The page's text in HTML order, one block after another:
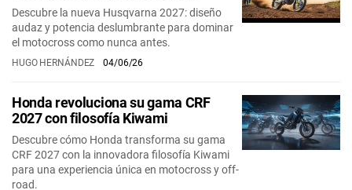
Descubre la nueva Husqvarna 2027: diseño
audaz y potencia deslumbrante para dominar
el motocross como nunca antes.
HUGO HERNÁNDEZ 04/06/26
Honda revoluciona su gama CRF
2027 con filosofía Kiwami
Descubre cómo Honda transforma su gama
CRF 2027 con la innovadora filosofía Kiwami
para una experiencia única en motocross y off-
road.